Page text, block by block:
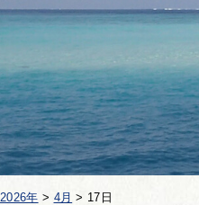
2026年 > 4月 > 17日